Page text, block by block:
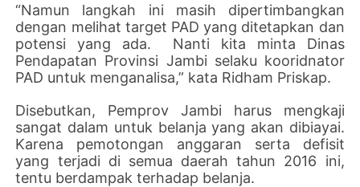
“Namun langkah ini masih dipertimbangkan
dengan melihat target PAD yang ditetapkan dan
potensi yang ada.
Nanti kita minta Dinas
Pendapatan Provinsi Jambi selaku kooridnator
PAD untuk menganalisa,” kata Ridham Priskap.
Disebutkan, Pemprov Jambi harus mengkaji
sangat dalam untuk belanja yang akan dibiayai.
Karena pemotongan anggaran serta defisit
yang terjadi di semua daerah tahun 2016 ini,
tentu berdampak terhadap belanja.